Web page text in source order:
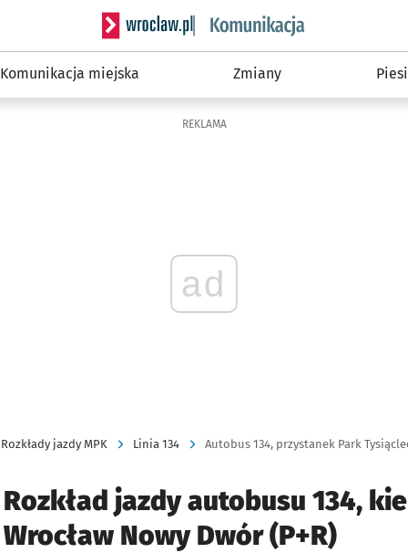
Serwis informacyjny wroclaw.pl podserwis:
Komunikacja miejska Zmiany Piesi
REKLAMA
ad
Rozkłady jazdy MPK Linia 134
Rozkład jazdy autobusu 134,
Wrocław Nowy Dwór (P+R)